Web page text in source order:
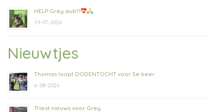
HELP Grey aub!?
19-07-2026
Nieuwtjes
Thomas loopt DODENTOCHT voor 5e keer
6-08-2026
Triest nieuws voor Grey